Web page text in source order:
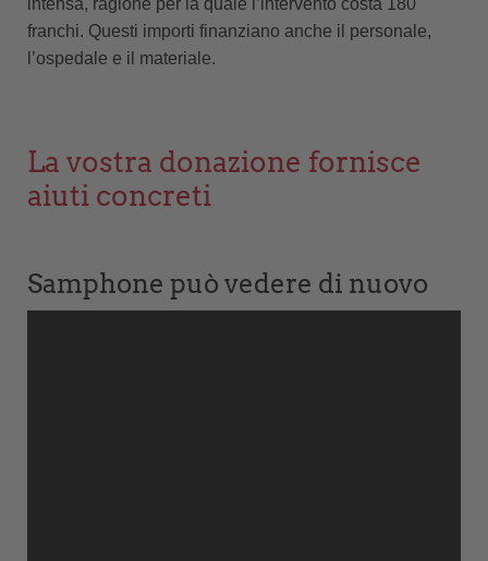
intensa, ragione per la quale l’intervento costa 180
franchi. Questi importi finanziano anche il personale,
l’ospedale e il materiale.
La vostra donazione fornisce
aiuti concreti
Samphone può vedere di nuovo